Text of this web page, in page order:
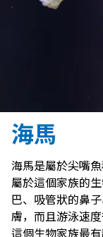
海馬
海馬是屬於尖嘴魚
屬於這個家族的
巴、吸管狀的鼻
膚，而且游泳速度
這個生物家族最